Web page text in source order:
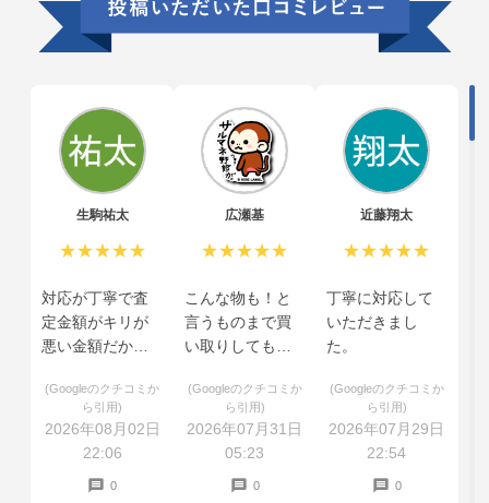
生駒祐太
★★★★★
対応が丁寧で査
定金額がキリが
悪い金額だから
てくださいまし
(Googleのクチコミか
ら引用)
2026年08月02日
22:06
0
広瀬基
★★★★★
こんな物も！と
言うものまで買
い取りしてもら
(Googleのクチコミか
ら引用)
2026年07月31日
05:23
0
近藤翔太
★★★★★
丁寧に対応して
いただきまし
た。
(Googleのクチコミか
ら引用)
2026年07月29日
22:54
0